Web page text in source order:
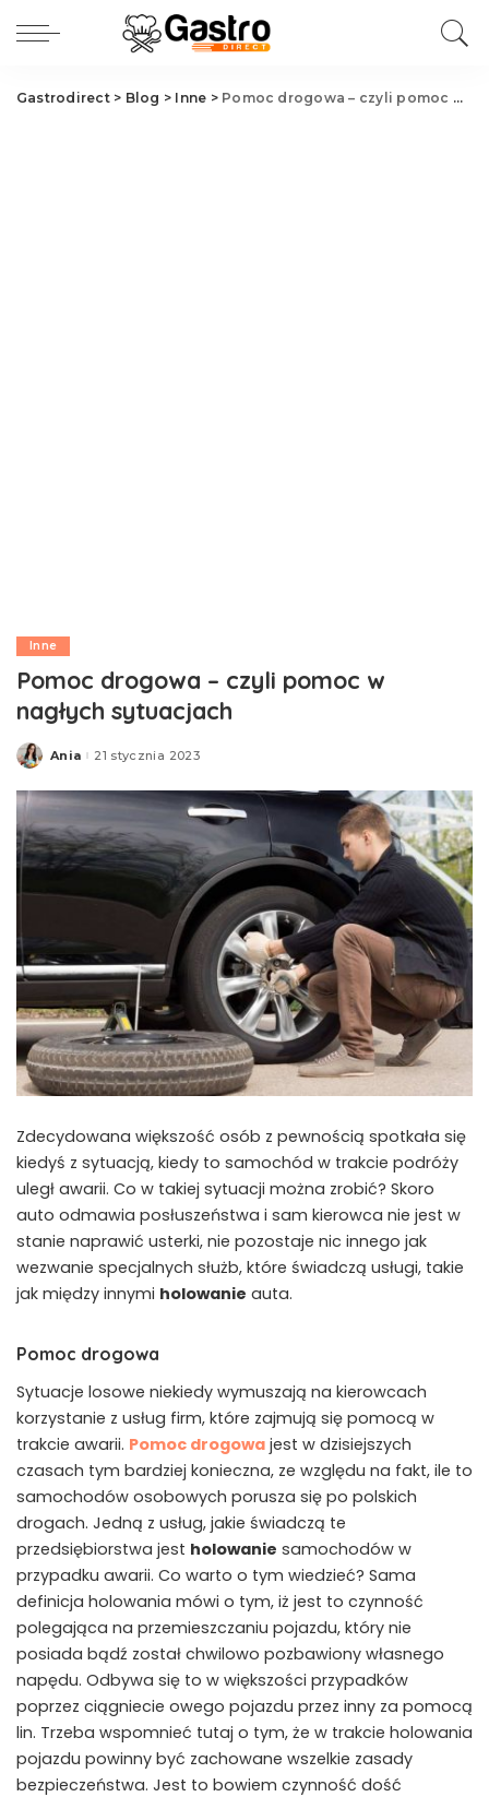
Gastrodirect> Blog > Inne > Pomoc drogowa – czyli pomoc w nagłych sytuacjach
Inne
Pomoc drogowa – czyli pomoc w
nagłych sytuacjach
Posted
Ania 21 stycznia 2023
Zdecydowana większość osób z pewnością spotkała się
kiedyś z sytuacją, kiedy to samochód w trakcie podróży
uległ awarii. Co w takiej sytuacji można zrobić? Skoro
auto odmawia posłuszeństwa i sam kierowca nie jest w
stanie naprawić usterki, nie pozostaje nic innego jak
wezwanie specjalnych służb, które świadczą usługi, takie
jak między innymi holowanie auta.
Pomoc drogowa
Sytuacje losowe niekiedy wymuszają na kierowcach
korzystanie z usług firm, które zajmują się pomocą w
trakcie awarii. Pomoc drogowa jest w dzisiejszych
czasach tym bardziej konieczna, ze względu na fakt, ile to
samochodów osobowych porusza się po polskich
drogach. Jedną z usług, jakie świadczą te
przedsiębiorstwa jest holowanie samochodów w
przypadku awarii. Co warto o tym wiedzieć? Sama
definicja holowania mówi o tym, iż jest to czynność
polegająca na przemieszczaniu pojazdu, który nie
posiada bądź został chwilowo pozbawiony własnego
napędu. Odbywa się to w większości przypadków
poprzez ciągniecie owego pojazdu przez inny za pomocą
lin. Trzeba wspomnieć tutaj o tym, że w trakcie holowania
pojazdu powinny być zachowane wszelkie zasady
bezpieczeństwa. Jest to bowiem czynność dość